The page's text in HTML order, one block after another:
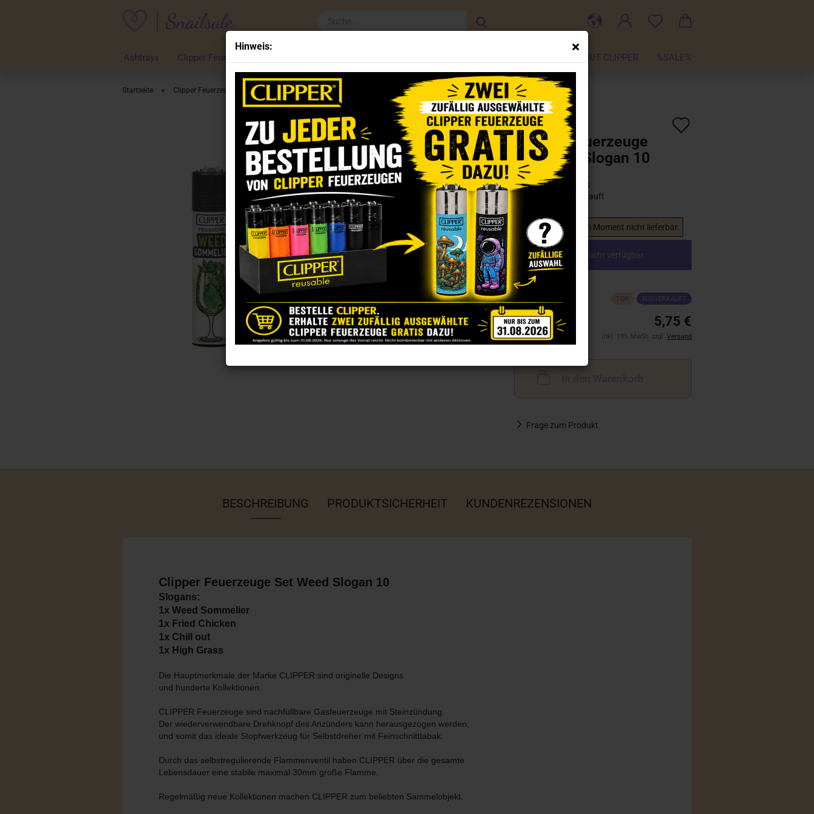
Hinweis:
Ashtrays Clipper Feuerzeuge ABOUT CLIPPER %SALE%
Startseite » Clipper Feuerzeuge Clipper Feuerzeuge 2022 Clipper Feuerzeuge Set Weed Slogan 10
(Art.Nr.: CL100796
Clipper Feuerzeuge
Set Weed Slogan 10
Lieferzeit:
Ausverkauft
Dieser Artikel ist im Moment nicht lieferbar.
Artikel ist aktuell nicht verfügbar.
TOP AUSVERKAUFT
5,75 €
inkl. 19% MwSt. zzgl. Versand
Frage zum Produkt
BESCHREIBUNG PRODUKTSICHERHEIT KUNDENREZENSIONEN
Clipper Feuerzeuge Set Weed Slogan 10
Slogans:
1x Weed Sommelier
1x Fried Chicken
1x Chill out
1x High Grass
Die Hauptmerkmale der Marke CLIPPER sind originelle Designs
und hunderte Kollektionen.
CLIPPER Feuerzeuge sind nachfüllbare Gasfeuerzeuge mit Steinzündung.
Der wiederverwendbare Drehknopf des Anzünders kann herausgezogen werden,
und somit das ideale Stopfwerkzeug für Selbstdreher mit Feinschnitttabak.
Durch das selbstregulierende Flammenventil haben CLIPPER über die gesamte
Lebensdauer eine stabile maximal 30mm große Flamme.
Regelmäßig neue Kollektionen machen CLIPPER zum beliebten Sammelobjekt.